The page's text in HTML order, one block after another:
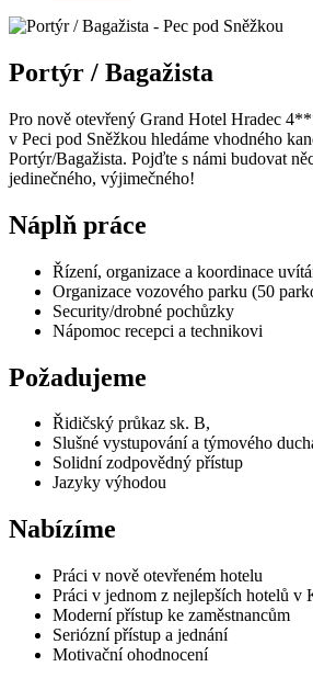
Portýr / Bagažista
Pro nově otevřený Grand Hotel Hradec
v Peci pod Sněžkou hledáme vhodného
Portýr/Bagažista. Pojďte s námi budovat
jedinečného, výjimečného!
Náplň práce
Řízení, organizace a koordinace
Organizace vozového parku (50
Security/drobné pochůzky
Nápomoc recepci a technikovi
Požadujeme
Řidičský průkaz sk. B,
Slušné vystupování a týmového
Solidní zodpovědný přístup
Jazyky výhodou
Nabízíme
Práci v nově otevřeném hotelu
Práci v jednom z nejlepších hotelů v
Moderní přístup ke zaměstnancům
Seriózní přístup a jednání
Motivační ohodnocení